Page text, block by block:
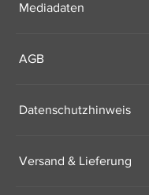
Mediadaten
AGB
Datenschutzhinweis
Versand & Lieferung